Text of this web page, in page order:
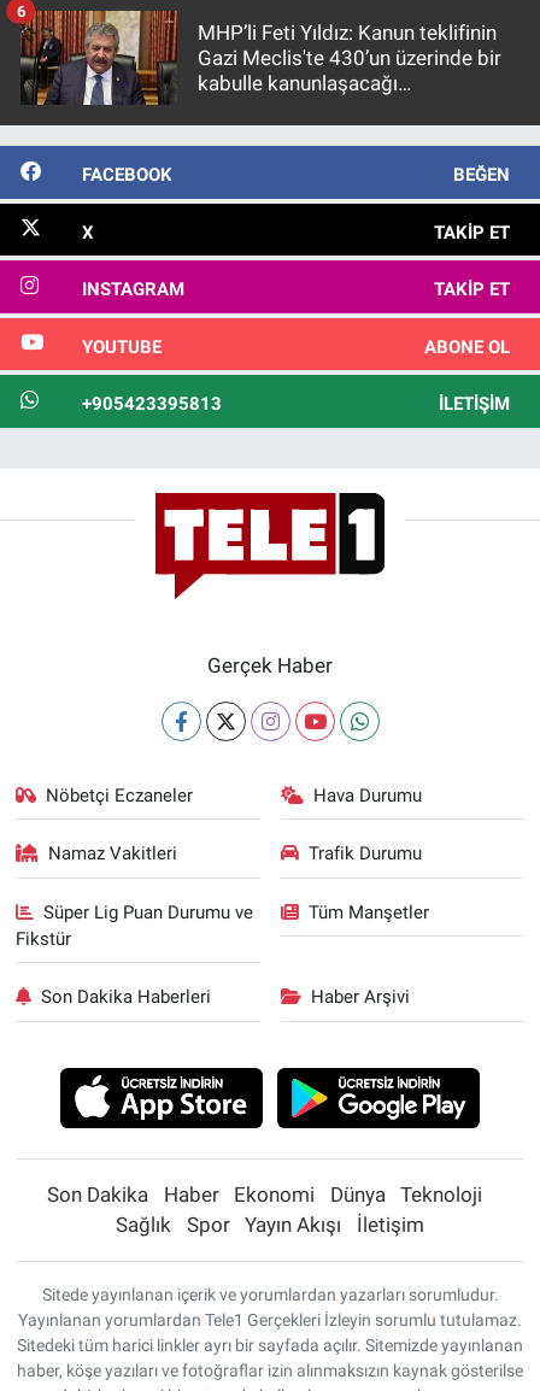
MHP’li Feti Yıldız: Kanun teklifinin
Gazi Meclis'te 430’un üzerinde bir
kabulle kanunlaşacağı
6
FACEBOOK BEĞEN
X TAKIP ET
INSTAGRAM TAKIP ET
YOUTUBE ABONE OL
+905423395813 İLETIŞIM
Gerçek Haber
Nöbetçi Eczaneler Hava Durumu
Namaz Vakitleri Trafik Durumu
Süper Lig Puan Durumu ve
Fikstür
Tüm Manşetler
Son Dakika Haberleri Haber Arşivi
Son Dakika Haber Ekonomi Dünya
Teknoloji
Sağlık
Spor Yayın Akışı İletişim
Sitede yayınlanan içerik ve yorumlardan yazarları sorumludur.
Yayınlanan yorumlardan Tele1 Gerçekleri İzleyin sorumlu tutulamaz.
Sitedeki tüm harici linkler ayrı bir sayfada açılır. Sitemizde yayınlanan
haber, köşe yazıları ve fotoğraflar izin alınmaksızın kaynak gösterilse